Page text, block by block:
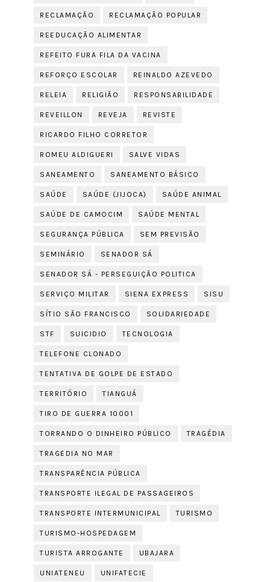
RECLAMAÇÃO RECLAMAÇÃO POPULAR
REEDUCAÇÃO ALIMENTAR
REFEITO FURA FILA DA VACINA
REFORÇO ESCOLAR REINALDO AZEVEDO
RELEIA RELIGIÃO RESPONSABILIDADE
REVEILLON REVEJA REVISTE
RICARDO FILHO CORRETOR
ROMEU ALDIGUERI SALVE VIDAS
SANEAMENTO SANEAMENTO BÁSICO
SAÚDE SAÚDE (JIJOCA) SAÚDE ANIMAL
SAÚDE DE CAMOCIM SAÚDE MENTAL
SEGURANÇA PÚBLICA SEM PREVISÃO
SEMINÁRIO SENADOR SÁ
SENADOR SÁ - PERSEGUIÇÃO POLITICA
SERVIÇO MILITAR SIENA EXPRESS SISU
SÍTIO SÃO FRANCISCO SOLIDARIEDADE
STF SUICIDIO TECNOLOGIA
TELEFONE CLONADO
TENTATIVA DE GOLPE DE ESTADO
TERRITÓRIO TIANGUÁ
TIRO DE GUERRA 10001
TORRANDO O DINHEIRO PÚBLICO TRAGÉDIA
TRAGEDIA NO MAR
TRANSPARÊNCIA PÚBLICA
TRANSPORTE ILEGAL DE PASSAGEIROS
TRANSPORTE INTERMUNICIPAL TURISMO
TURISMO-HOSPEDAGEM
TURISTA ARROGANTE UBAJARA
UNIATENEU UNIFATECIE